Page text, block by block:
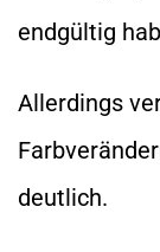
endgültig
Allerdings
deutlich.